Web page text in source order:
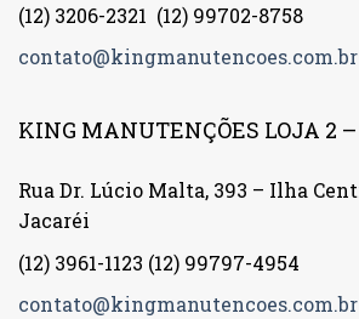
(12) 3206-2321 (12) 99702-8758
contato@kingmanutencoes.com.br
KING MANUTENÇÕES LOJA 2
Rua Dr. Lúcio Malta, 393 – Ilha
Jacaréi
(12) 3961-1123 (12) 99797-4954
contato@kingmanutencoes.com.br